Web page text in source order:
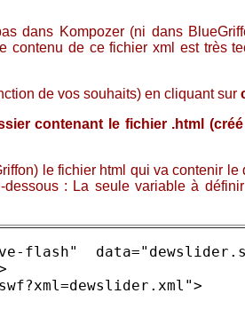
dans Kompozer (ni dans
contenu de ce fichier xml est très
de vos souhaits) en cliquant sur
contenant le fichier .html
le fichier html qui va contenir le
: La seule variable à
flash"